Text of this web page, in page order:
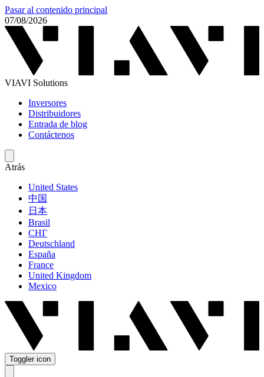
Pasar al contenido principal
07/08/2026
VIAVI Solutions
Inversores
Distribuidores
Entrada de blog
Contáctenos
Atrás
United States
中国
日本
Brasil
СНГ
Deutschland
España
France
United Kingdom
Mexico
Toggler icon